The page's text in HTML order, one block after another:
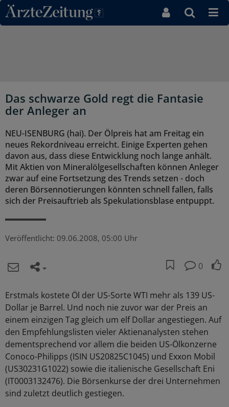
Direkt zum Inhaltsbereich
Das schwarze Gold regt die Fantasie
der Anleger an
NEU-ISENBURG (hai). Der Ölpreis hat am Freitag ein
neues Rekordniveau erreicht. Einige Experten gehen
davon aus, dass diese Entwicklung noch lange anhält.
Mit Aktien von Mineralölgesellschaften können Anleger
zwar auf eine Fortsetzung des Trends setzen - doch
deren Börsennotierungen könnten schnell fallen, falls
sich der Preisauftrieb als Spekulationsblase entpuppt.
Veröffentlicht: 09.06.2008, 05:00 Uhr
0
Erstmals kostete Öl der US-Sorte WTI mehr als 139 US-
Dollar je Barrel. Und noch nie zuvor war der Preis an
einem einzigen Tag gleich um elf Dollar angestiegen. Auf
den Empfehlungslisten vieler Aktienanalysten stehen
dementsprechend vor allem die beiden US-Ölkonzerne
Conoco-Philipps (ISIN US20825C1045) und Exxon Mobil
(US30231G1022) sowie die italienische Gesellschaft Eni
(IT0003132476). Die Börsenkurse der drei Unternehmen
sind zuletzt deutlich gestiegen.